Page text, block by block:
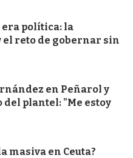
era política: la
el reto de gobernar sin
en Peñarol y
del plantel: "Me estoy
masiva en Ceuta?